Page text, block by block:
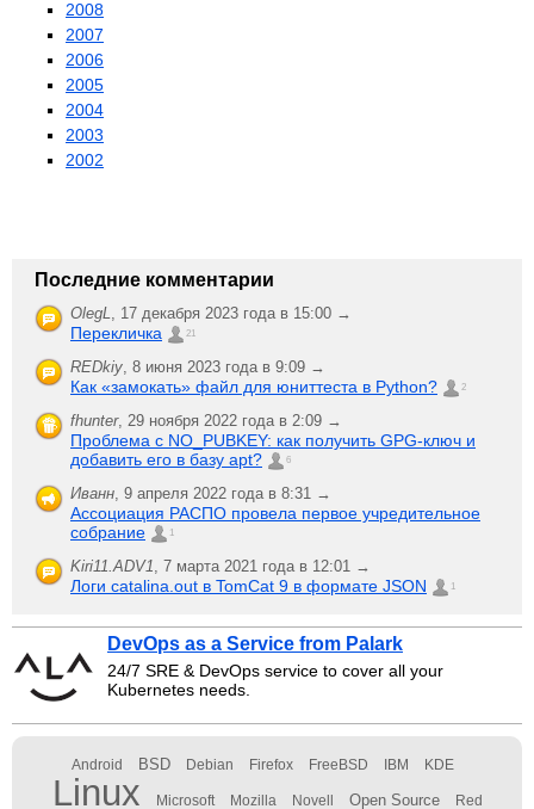
2008
2007
2006
2005
2004
2003
2002
Последние комментарии
OlegL, 17 декабря 2023 года в 15:00 →
Перекличка 21
REDkiy, 8 июня 2023 года в 9:09 →
Как «замокать» файл для юниттеста в Python? 2
fhunter, 29 ноября 2022 года в 2:09 →
Проблема с NO_PUBKEY: как получить GPG-ключ и
добавить его в базу apt?
6
Иванн, 9 апреля 2022 года в 8:31 →
Ассоциация РАСПО провела первое учредительное
собрание
1
Kiri11.ADV1, 7 марта 2021 года в 12:01 →
Логи catalina.out в TomCat 9 в формате JSON 1
DevOps as a Service from Palark
24/7 SRE & DevOps service to cover all your
Kubernetes needs.
Android BSD Debian Firefox FreeBSD IBM KDE
Linux Microsoft Mozilla Novell Open Source Red